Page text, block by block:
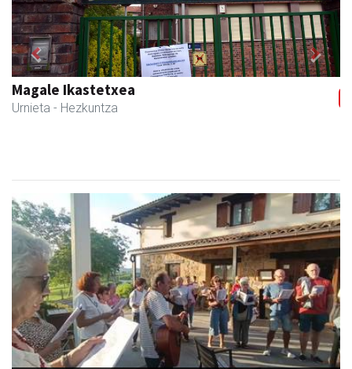
Magale Ikastetxea
Urnieta - Hezkuntza
Previous Next